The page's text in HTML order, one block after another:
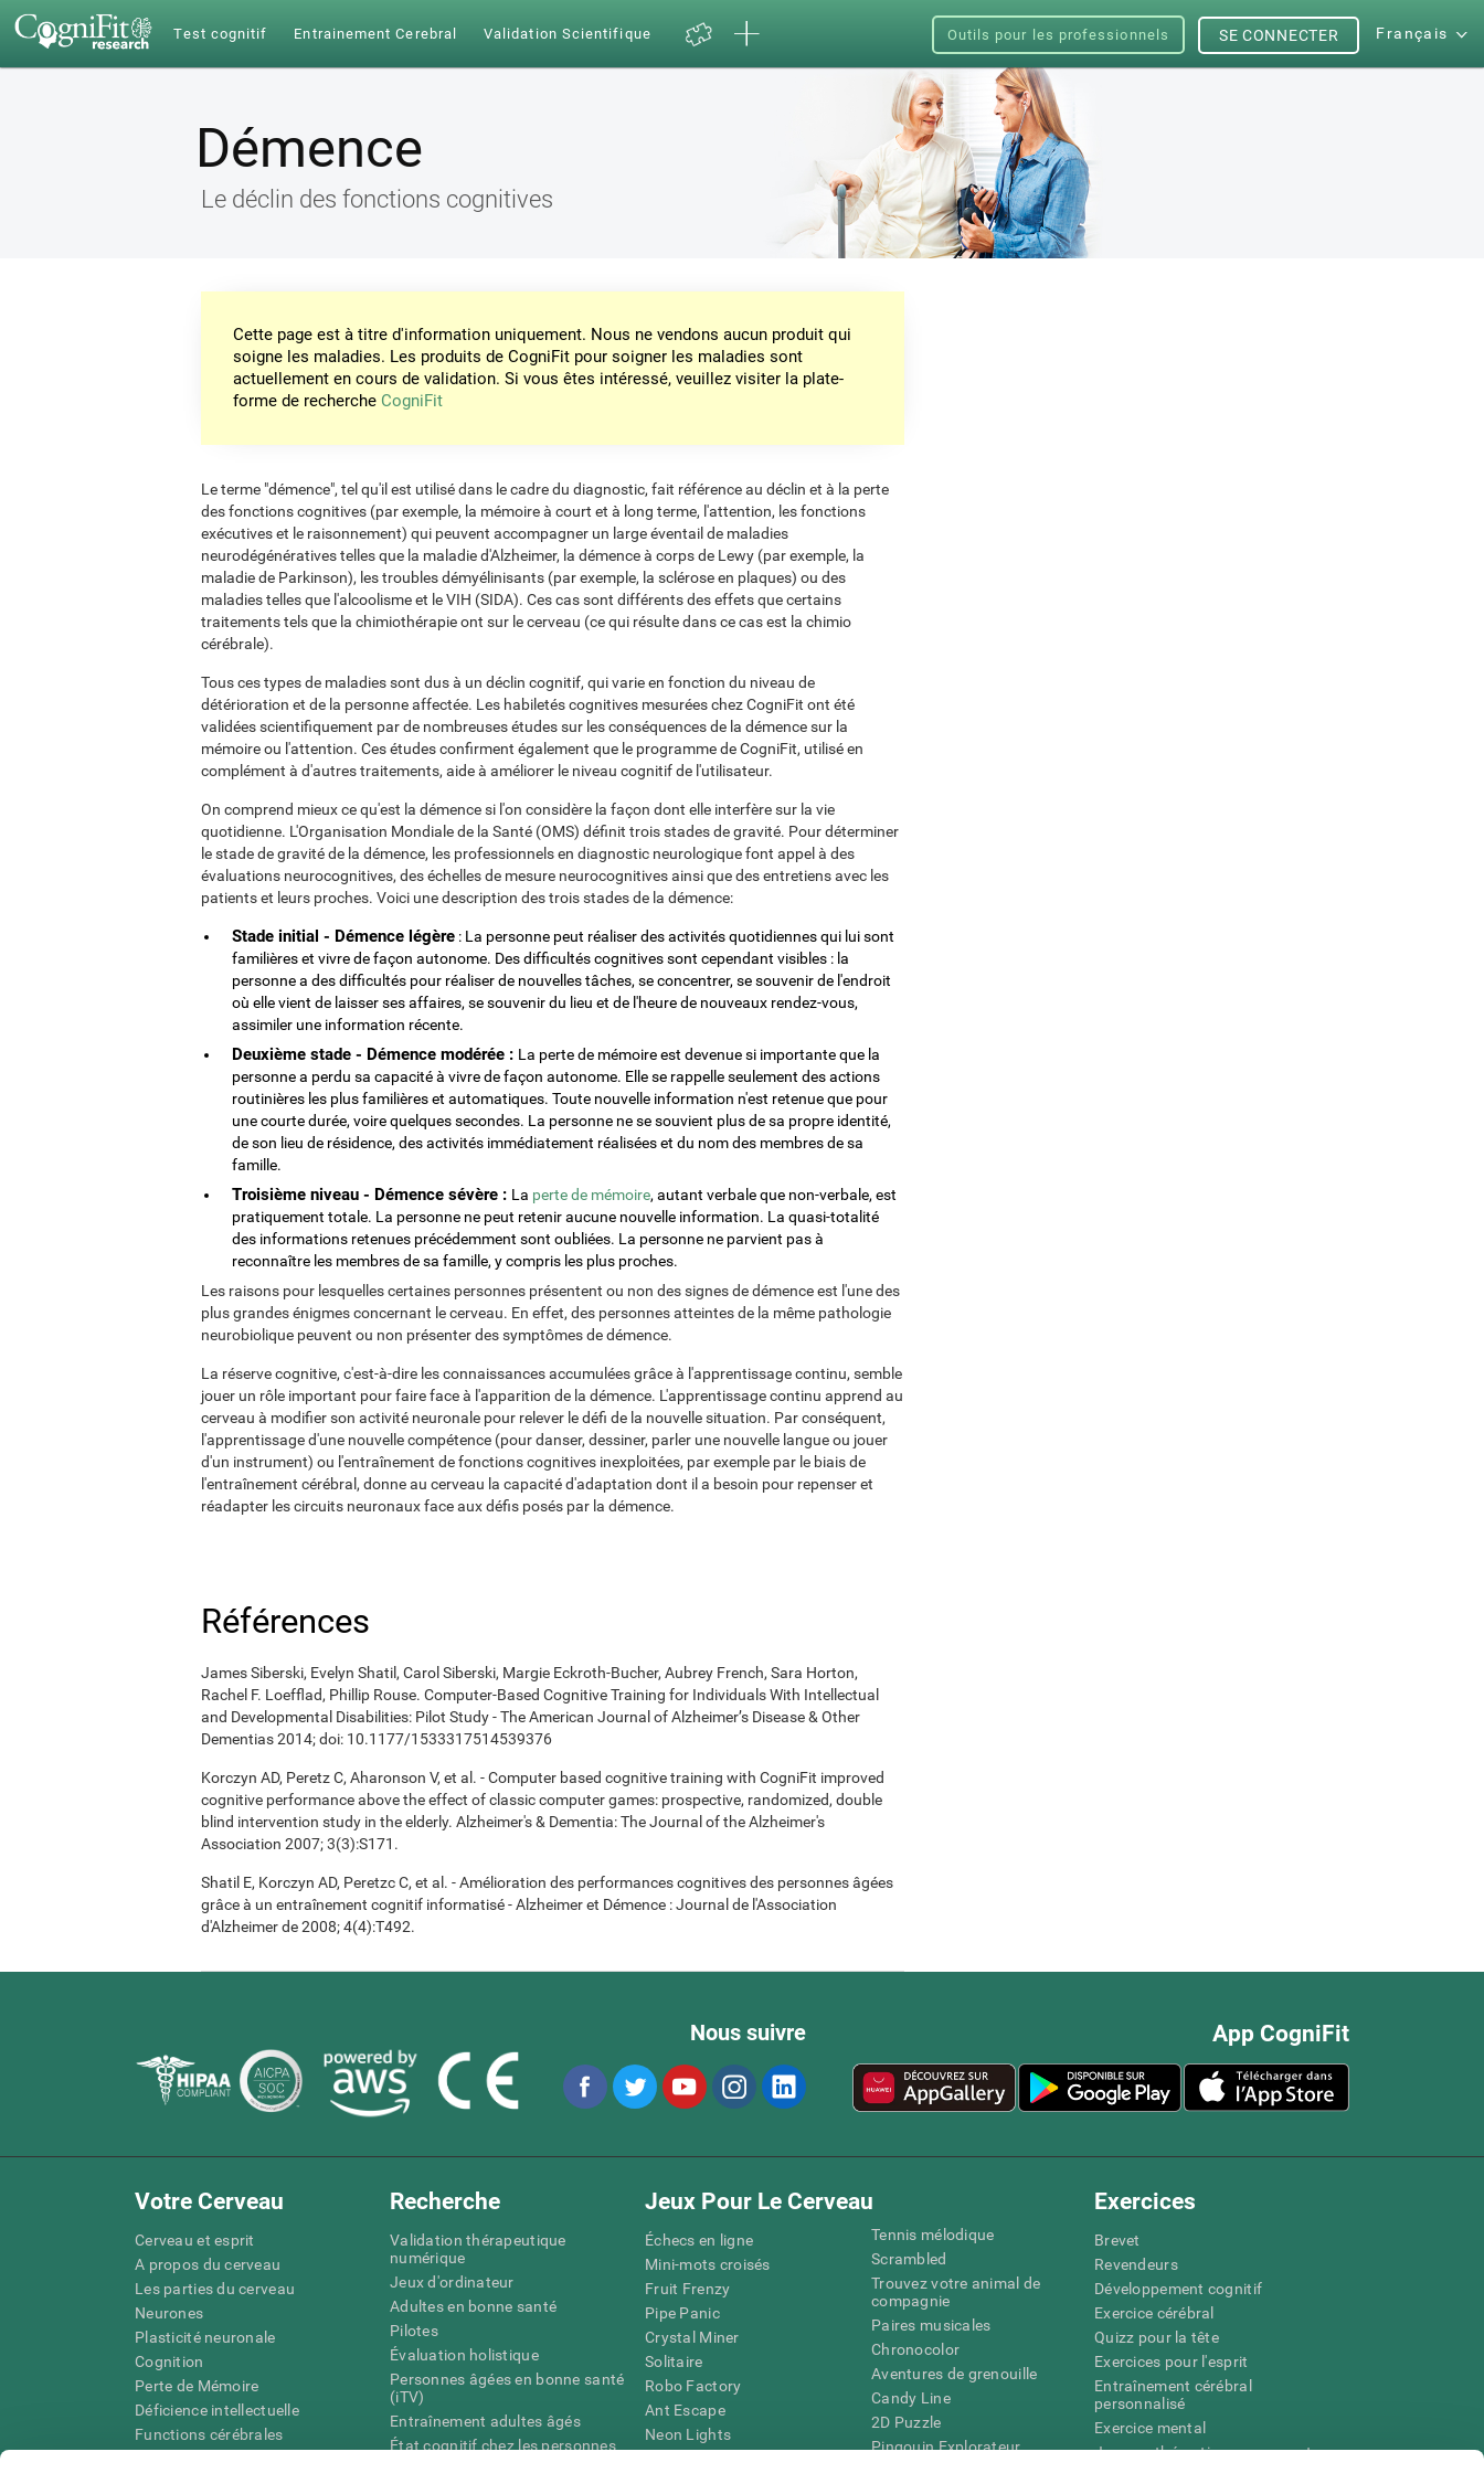
Test cognitif Entrainement Cerebral Validation Scientifique Outils pour les professionnels Français
SE CONNECTER
Démence
Le déclin des fonctions cognitives
Cette page est à titre d'information uniquement. Nous ne vendons aucun produit qui
soigne les maladies. Les produits de CogniFit pour soigner les maladies sont
actuellement en cours de validation. Si vous êtes intéressé, veuillez visiter la plate-
forme de recherche CogniFit
Le terme "démence", tel qu'il est utilisé dans le cadre du diagnostic, fait référence au déclin et à la perte
des fonctions cognitives (par exemple, la mémoire à court et à long terme, l'attention, les fonctions
exécutives et le raisonnement) qui peuvent accompagner un large éventail de maladies
neurodégénératives telles que la maladie d'Alzheimer, la démence à corps de Lewy (par exemple, la
maladie de Parkinson), les troubles démyélinisants (par exemple, la sclérose en plaques) ou des
maladies telles que l'alcoolisme et le VIH (SIDA). Ces cas sont différents des effets que certains
traitements tels que la chimiothérapie ont sur le cerveau (ce qui résulte dans ce cas est la chimio
cérébrale).
Tous ces types de maladies sont dus à un déclin cognitif, qui varie en fonction du niveau de
détérioration et de la personne affectée. Les habiletés cognitives mesurées chez CogniFit ont été
validées scientifiquement par de nombreuses études sur les conséquences de la démence sur la
mémoire ou l'attention. Ces études confirment également que le programme de CogniFit, utilisé en
complément à d'autres traitements, aide à améliorer le niveau cognitif de l'utilisateur.
On comprend mieux ce qu'est la démence si l'on considère la façon dont elle interfère sur la vie
quotidienne. L'Organisation Mondiale de la Santé (OMS) définit trois stades de gravité. Pour déterminer
le stade de gravité de la démence, les professionnels en diagnostic neurologique font appel à des
évaluations neurocognitives, des échelles de mesure neurocognitives ainsi que des entretiens avec les
patients et leurs proches. Voici une description des trois stades de la démence:
Stade initial - Démence légère : La personne peut réaliser des activités quotidiennes qui lui sont
familières et vivre de façon autonome. Des difficultés cognitives sont cependant visibles : la
personne a des difficultés pour réaliser de nouvelles tâches, se concentrer, se souvenir de l'endroit
où elle vient de laisser ses affaires, se souvenir du lieu et de l'heure de nouveaux rendez-vous,
assimiler une information récente.
Deuxième stade - Démence modérée : La perte de mémoire est devenue si importante que la
personne a perdu sa capacité à vivre de façon autonome. Elle se rappelle seulement des actions
routinières les plus familières et automatiques. Toute nouvelle information n'est retenue que pour
une courte durée, voire quelques secondes. La personne ne se souvient plus de sa propre identité,
de son lieu de résidence, des activités immédiatement réalisées et du nom des membres de sa
famille.
Troisième niveau - Démence sévère : La perte de mémoire, autant verbale que non-verbale, est
pratiquement totale. La personne ne peut retenir aucune nouvelle information. La quasi-totalité
des informations retenues précédemment sont oubliées. La personne ne parvient pas à
reconnaître les membres de sa famille, y compris les plus proches.
Les raisons pour lesquelles certaines personnes présentent ou non des signes de démence est l'une des
plus grandes énigmes concernant le cerveau. En effet, des personnes atteintes de la même pathologie
neurobiolique peuvent ou non présenter des symptômes de démence.
La réserve cognitive, c'est-à-dire les connaissances accumulées grâce à l'apprentissage continu, semble
jouer un rôle important pour faire face à l'apparition de la démence. L'apprentissage continu apprend au
cerveau à modifier son activité neuronale pour relever le défi de la nouvelle situation. Par conséquent,
l'apprentissage d'une nouvelle compétence (pour danser, dessiner, parler une nouvelle langue ou jouer
d'un instrument) ou l'entraînement de fonctions cognitives inexploitées, par exemple par le biais de
l'entraînement cérébral, donne au cerveau la capacité d'adaptation dont il a besoin pour repenser et
réadapter les circuits neuronaux face aux défis posés par la démence.
Références
James Siberski, Evelyn Shatil, Carol Siberski, Margie Eckroth-Bucher, Aubrey French, Sara Horton,
Rachel F. Loefflad, Phillip Rouse. Computer-Based Cognitive Training for Individuals With Intellectual
and Developmental Disabilities: Pilot Study - The American Journal of Alzheimer’s Disease & Other
Dementias 2014; doi: 10.1177/1533317514539376
Korczyn AD, Peretz C, Aharonson V, et al. - Computer based cognitive training with CogniFit improved
cognitive performance above the effect of classic computer games: prospective, randomized, double
blind intervention study in the elderly. Alzheimer's & Dementia: The Journal of the Alzheimer's
Association 2007; 3(3):S171.
Shatil E, Korczyn AD, Peretzc C, et al. - Amélioration des performances cognitives des personnes âgées
grâce à un entraînement cognitif informatisé - Alzheimer et Démence : Journal de l'Association
d'Alzheimer de 2008; 4(4):T492.
App CogniFit
Nous suivre
Votre Cerveau
Cerveau et esprit
A propos du cerveau
Les parties du cerveau
Neurones
Plasticité neuronale
Cognition
Perte de Mémoire
Déficience intellectuelle
Functions cérébrales
Recherche
Validation thérapeutique
numérique
Jeux d'ordinateur
Adultes en bonne santé
Pilotes
Évaluation holistique
Personnes âgées en bonne santé
(iTV)
Entraînement adultes âgés
État cognitif chez les personnes
Jeux Pour Le Cerveau
Échecs en ligne
Mini-mots croisés
Fruit Frenzy
Pipe Panic
Crystal Miner
Solitaire
Robo Factory
Ant Escape
Neon Lights
Tennis mélodique
Scrambled
Trouvez votre animal de
compagnie
Paires musicales
Chronocolor
Aventures de grenouille
Candy Line
2D Puzzle
Pingouin Explorateur
Exercices
Brevet
Revendeurs
Développement cognitif
Exercice cérébral
Quizz pour la tête
Exercices pour l'esprit
Entraînement cérébral
personnalisé
Exercice mental
Jeux mathématiques amusants